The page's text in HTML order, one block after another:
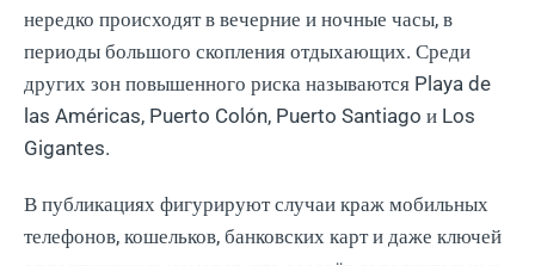
нередко происходят в вечерние и ночные часы, в
периоды большого скопления отдыхающих. Среди
других зон повышенного риска называются Playa de
las Américas, Puerto Colón, Puerto Santiago и Los
Gigantes.
В публикациях фигурируют случаи краж мобильных
телефонов, кошельков, банковских карт и даже ключей